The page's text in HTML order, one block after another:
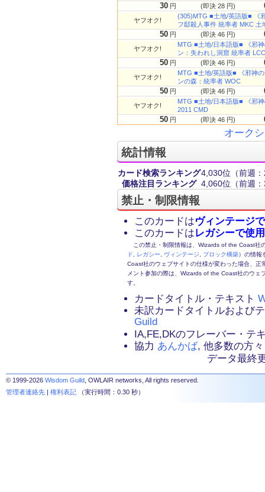
30 円 (即決 28 円)
ヤフオク!
(305)MTG ■土地/英語版■ 《
フ邸殺人事件 統率者 MKC 土
50 円 (即決 46 円)
ヤフオク!
MTG ■土地/日本語版■ 《邪
ン：失われし洞窟 統率者 LCC
50 円 (即決 46 円)
ヤフオク!
MTG ■土地/英語版■ 《邪神
ンの森：統率者 WOC
50 円 (即決 46 円)
ヤフオク!
MTG ■土地/日本語版■ 《邪
2011 CMD
50 円 (即決 46 円)
オーク
統計情報
カード検索ランキング4,030位 （前週
価格注目ランキング 4,060位 （前週
禁止・制限情報
このカードはヴィンテージ
このカードはレガシーで使
この禁止・制限情報は、Wizards of the Coast社
ド
レガシー ヴィンテージ ブロック構築）の情報
Coast社のウェブサイトの仕様が変わった場合、
メント参加の際は、Wizards of the Coast社のウェ
す。
カードタイトル・テキスト
未訳カードタイトルおよび
Guild
IA,FE,DKのフレーバー・テ
協力 あんかば, 他多数の方々
データ最終
© 1999-2026 Wisdom Guild , OWLAIR networks, All rights reserved.
管理者連絡先 | 権利表記 （実行時間：0.30 秒）